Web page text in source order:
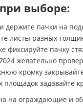
выборе:
держите пачки на
листы разных
фиксируйте пачку
желательно
кромку
площадок задавайте
на ограждающие и